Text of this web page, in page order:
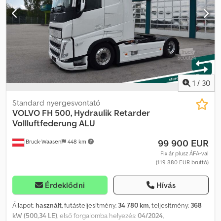
tempomat, Volvo FL 280 hűtős felépítményes teherautó | EURO 4
| Thermo King hűtőegység | fagyasztott és frissáruszállításra |
útközbeni és állóhelyi hűtés árammal | válaszfal | Dhollandia 2000
kg-os aláforduló emelőhátfal | multifunkciós kormánykerék,
tempomat | rakfelület méretei: H 7,3 m, Sz 2,48 m, M: 2,4 m |
gumiabroncsok: 285/80 R22,5 | A tévedés és az előzetes
értékesítés joga fenntartva. Dodpozpyatjfx Agxewa
1 / 30
Bruck-Waasen 448 km
Standard nyergesvontató
VOLVO FH 500, Hydraulik Retarder
Vollluftfederung ALU
99 900 EUR
Fix ár plusz ÁFA-val
(119 880 EUR bruttó)
Érdeklődni Hívás
Állapot: használt, futásteljesítmény: 34 780 km, teljesítmény: 368
kW (500,34 LE), első forgalomba helyezés:04/2024,